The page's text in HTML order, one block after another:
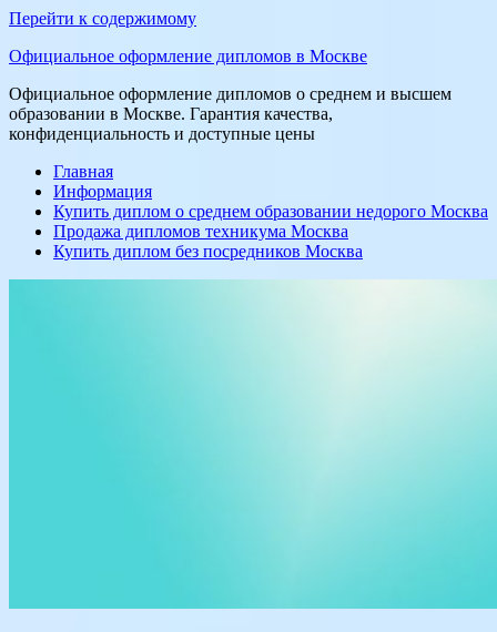
Перейти к содержимому
Официальное оформление дипломов в Москве
Официальное оформление дипломов о среднем и высшем
образовании в Москве. Гарантия качества,
конфиденциальность и доступные цены
Главная
Информация
Купить диплом о среднем образовании недорого Москва
Продажа дипломов техникума Москва
Купить диплом без посредников Москва